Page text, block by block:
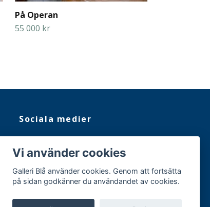
På Operan
55 000 kr
Sociala medier
Instagram
Vi använder cookies
Galleri Blå använder cookies. Genom att fortsätta
på sidan godkänner du användandet av cookies.